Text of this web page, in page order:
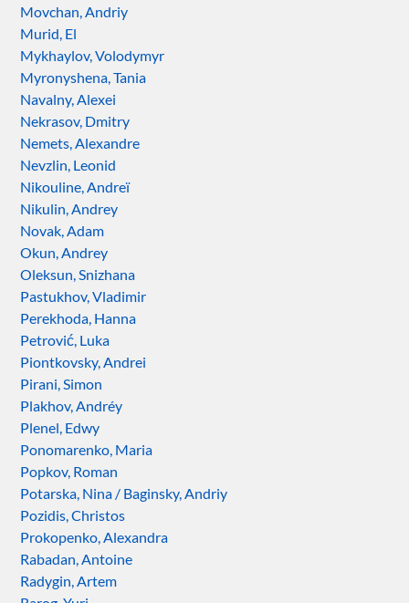
Movchan, Andriy
Murid, El
Mykhaylov, Volodymyr
Myronyshena, Tania
Navalny, Alexei
Nekrasov, Dmitry
Nemets, Alexandre
Nevzlin, Leonid
Nikouline, Andreï
Nikulin, Andrey
Novak, Adam
Okun, Andrey
Oleksun, Snizhana
Pastukhov, Vladimir
Perekhoda, Hanna
Petrović, Luka
Piontkovsky, Andrei
Pirani, Simon
Plakhov, Andréy
Plenel, Edwy
Ponomarenko, Maria
Popkov, Roman
Potarska, Nina / Baginsky, Andriy
Pozidis, Christos
Prokopenko, Alexandra
Rabadan, Antoine
Radygin, Artem